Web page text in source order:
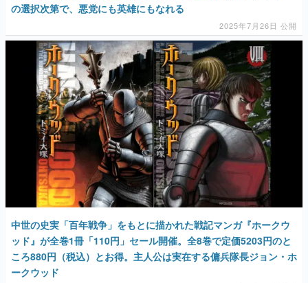
カテゴリ
特集記事
マンガ
女性向け
アプリレビュー
その他
電ファミニコゲーマーとは？
運営：株式会社マレ
の選択次第で、悪党にも英雄にもなれる
2025年7月26日 公開
中世の史実「百年戦争」をもとに描かれた戦記マンガ『ホークウ
ッド』が全巻1冊「110円」セール開催。全8巻で定価5203円のと
ころ880円（税込）とお得。主人公は実在する傭兵隊長ジョン・ホ
ークウッド